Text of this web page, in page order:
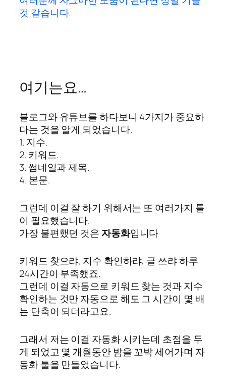
것 같습니다.
여기는요…
블로그와 유튜브를 하다보니 4가지가 중요하
다는 것을 알게 되었습니다.
1. 지수.
2. 키워드.
3. 썸네일과 제목.
4. 본문.
그런데 이걸 잘 하기 위해서는 또 여러가지 툴
이 필요했습니다.
가장 불편했던 것은 자동화입니다
키워드 찾으랴, 지수 확인하랴, 글 쓰랴 하루
24시간이 부족했죠.
그런데 이걸 자동으로 키워드 찾는 것과 지수
확인하는 것만 자동으로 해도 그 시간이 몇 배
는 단축이 되더라고요.
그래서 저는 이걸 자동화 시키는데 초점을 두
게 되었고 몇 개월동안 밤을 꼬박 세어가며 자
동화 툴을 만들었습니다.